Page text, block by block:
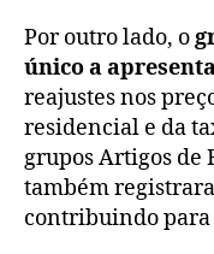
Por outro lado, o
único a
reajustes nos
residencial e da
grupos Artigos de
também
contribuindo para